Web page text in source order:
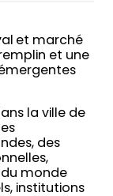
et marché
et une
la ville de
des
du monde
institutions